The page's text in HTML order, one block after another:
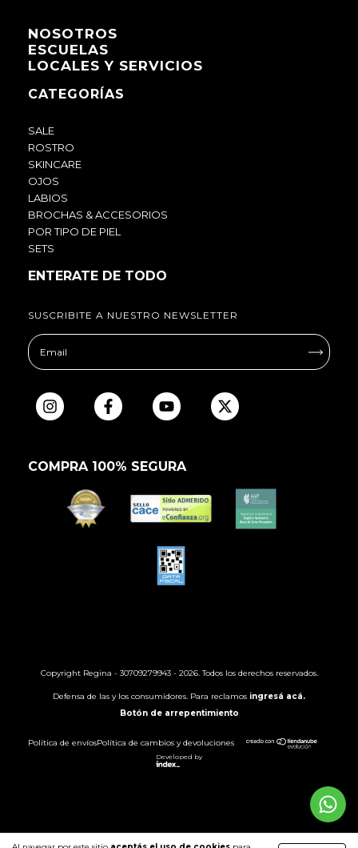
NOSOTROS
ESCUELAS
LOCALES Y SERVICIOS
CATEGORÍAS
SALE
ROSTRO
SKINCARE
OJOS
LABIOS
BROCHAS & ACCESORIOS
POR TIPO DE PIEL
SETS
ENTERATE DE TODO
SUSCRIBITE A NUESTRO NEWSLETTER
COMPRA 100% SEGURA
Copyright Regina - 30709279943 - 2026. Todos los derechos reservados.
Defensa de las y los consumidores. Para reclamos ingresá acá.
Botón de arrepentimiento
Política de envíosPolítica de cambios y devoluciones
Developed by